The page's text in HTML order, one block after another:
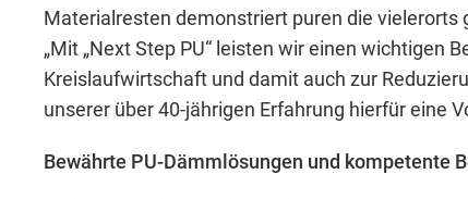
Materialresten demonstriert puren die
„Mit „Next Step PU“ leisten wir einen wichtigen
Kreislaufwirtschaft und damit auch zur
unserer über 40-jährigen Erfahrung hierfür eine
Bewährte PU-Dämmlösungen und kompetente
Notwendig
sichere Bereiche unserer Website